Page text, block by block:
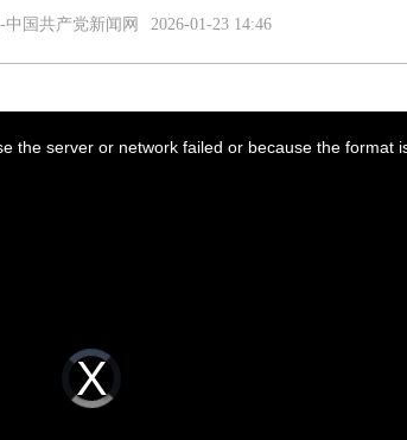
中国共产党新闻网 2026-01-23 14:46
Video
Player
loading.
the server or network failed or because the format